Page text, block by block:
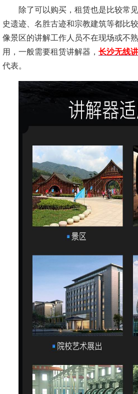
除了可以购买，租赁也是比较常
史遗迹、名胜古迹和宗教建筑等都比
像景区的讲解工作人员不在现场或不
用，一般需要租赁讲解器， 长沙无线
代表。